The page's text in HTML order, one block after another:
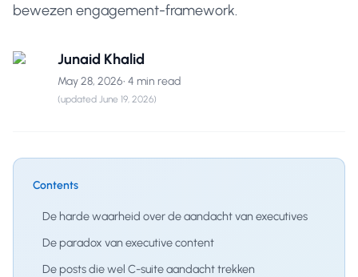
bewezen engagement-framework.
Junaid Khalid
May 28, 2026• 4 min read
(updated June 19, 2026)
Contents
De harde waarheid over de aandacht van executives
De paradox van executive content
De posts die wel C-suite aandacht trekken